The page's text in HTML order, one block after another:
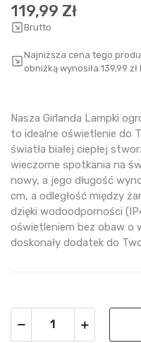
119,99 Zł
Brutto
Najniższa cena tego
obniżką wynosiła 139,99
Nasza Girlanda Lampki
to idealne oświetlenie do
światła białej ciepłej
wieczorne spotkania na
nowy, a jego długość
cm, a odległość między
dzięki wodoodporności
oświetleniem bez obaw o
doskonały dodatek do